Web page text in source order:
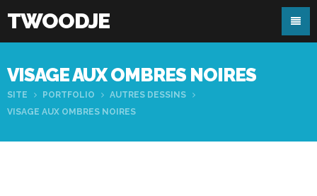
TWOODJE
VISAGE AUX OMBRES NOIRES
SITE PORTFOLIO
AUTRES DESSINS
VISAGE AUX OMBRES NOIRES